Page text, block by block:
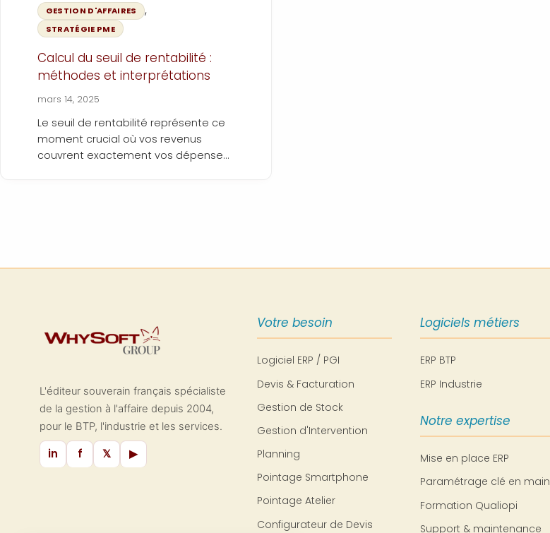
GESTION D'AFFAIRES ,
STRATÉGIE PME
Calcul du seuil de rentabilité :
méthodes et interprétations
mars 14, 2025
Le seuil de rentabilité représente ce
moment crucial où vos revenus
couvrent exactement vos dépenses.
calcul du seuil de rentabilité et vous
quelle que soit la période
économique traversée.
L'éditeur souverain français spécialiste
de la gestion à l'affaire depuis 2004,
pour le BTP, l'industrie et les services.
in f 𝕏 ▶
Votre besoin
Logiciel ERP / PGI
Devis & Facturation
Gestion de Stock
Gestion d'Intervention
Planning
Pointage Smartphone
Pointage Atelier
Configurateur de Devis
Logiciels métiers
ERP BTP
ERP Industrie
Notre expertise
Mise en place ERP
Paramétrage clé en main
Formation Qualiopi
Support & maintenance